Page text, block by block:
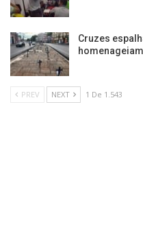
Cruzes
PREV NEXT 1 De 1.543